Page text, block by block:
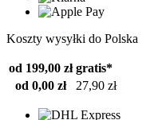
Koszty wysyłki do Polska
od 199,00 zł gratis*
od 0,00 zł
27,90 zł